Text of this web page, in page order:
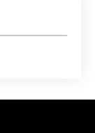
登記)
」進修課程